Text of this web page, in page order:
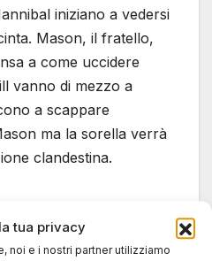
tua privacy
noi e i nostri partner utilizziamo
iniziano a vedersi
Mason, il fratello,
a come uccidere
vanno di mezzo a
a scappare
ma la sorella verrà
clandestina.